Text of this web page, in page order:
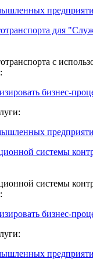
для
с
бизнес-
системы
системы
бизнес-